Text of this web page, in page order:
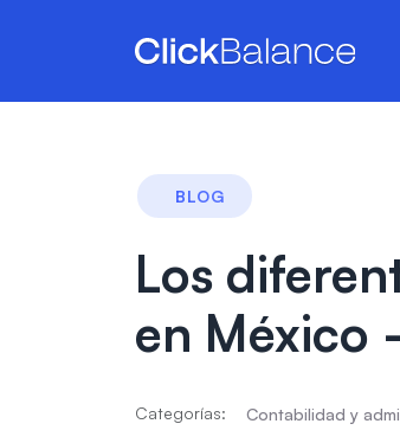
BLOG
Los
en México
Categorías: Contabilidad y